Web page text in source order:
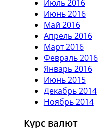
Июль 2016
Июнь 2016
Май 2016
Апрель 2016
Март 2016
Февраль 2016
Январь 2016
Июнь 2015
Декабрь 2014
Ноябрь 2014
Курс валют